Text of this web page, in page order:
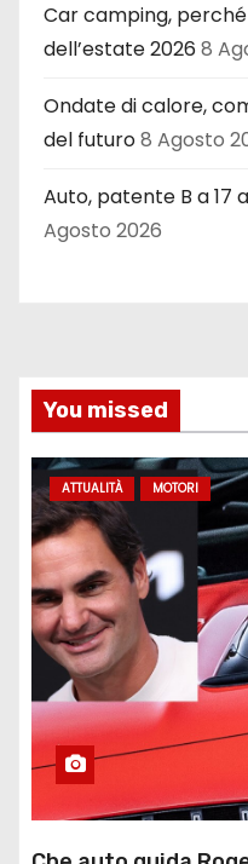
Car camping,
dell’estate 2026 8
Ondate di calore,
del futuro8 Agosto
Auto, patente B a 17
Agosto 2026
You missed
ATTUALITÀ MOTORI